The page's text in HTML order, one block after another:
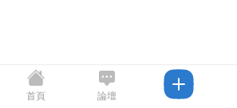
首頁 論壇